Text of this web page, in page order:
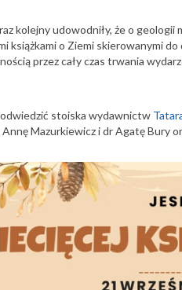
kolejny udowodniły, że o geologii
książkami o Ziemi skierowanymi
przez cały czas trwania
stoiska wydawnictw
Mazurkiewicz i dr Agatę Bury